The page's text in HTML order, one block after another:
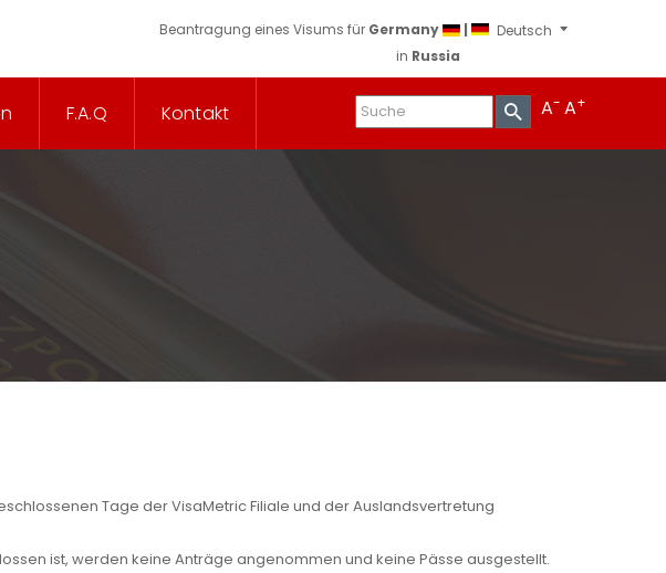
Beantragung eines Visums für Germany
in Russia
|
F.A.Q Kontakt A- A+
Tage der VisaMetric Filiale und der Auslandsvertretung
ist, werden keine Anträge angenommen und keine Pässe ausgestellt.